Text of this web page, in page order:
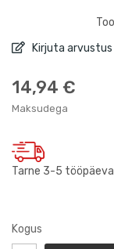
Kirjuta arvustus
14,94 €
Maksudega
Tarne 3-5 tööpäeva
Kogus